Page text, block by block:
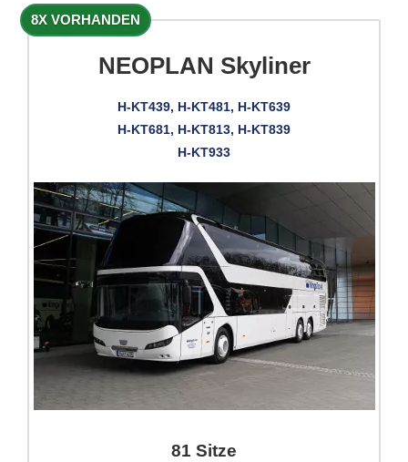
8X VORHANDEN
NEOPLAN Skyliner
H-KT439, H-KT481, H-KT639
H-KT681, H-KT813, H-KT839
H-KT933
81 Sitze